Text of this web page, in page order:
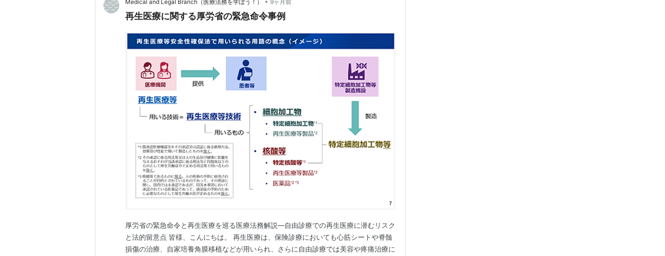
Medical and Legal Branch（医療法務を学ぼう！） 9ヶ月前
再生医療に関する厚労省の緊急命令事例
厚労省の緊急命令と再生医療を巡る医療法務解説—自由診療での再生医療に潜むリスク
と法的留意点 皆様、こんにちは。 再生医療は、保険診療においても心筋シートや脊髄
損傷の治療、自家培養角膜移植などが用いられ、さらに自由診療では美容や疼痛治療に